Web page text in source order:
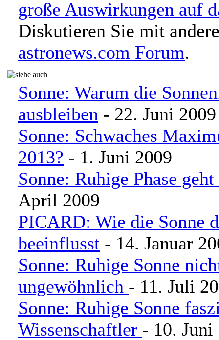
große Auswirkungen auf
Diskutieren Sie mit
astronews.com Forum.
Sonne: Warum die
ausbleiben - 22. Juni 2009
Sonne: Schwaches
2013? - 1. Juni 2009
Sonne: Ruhige Phase
April 2009
PICARD: Wie die Sonne
beeinflusst - 14. Januar
Sonne: Ruhige Sonne
ungewöhnlich - 11. Juli
Sonne: Ruhige Sonne
Wissenschaftler - 10. Juni